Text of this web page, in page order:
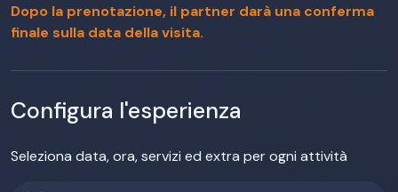
Dopo la prenotazione, il partner darà una conferma
finale sulla data della visita.
Configura l'esperienza
Seleziona data, ora, servizi ed extra per ogni attività